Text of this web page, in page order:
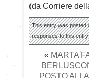
(da Corriere
This entry was posted
responses to this
« MARTA
POSTO